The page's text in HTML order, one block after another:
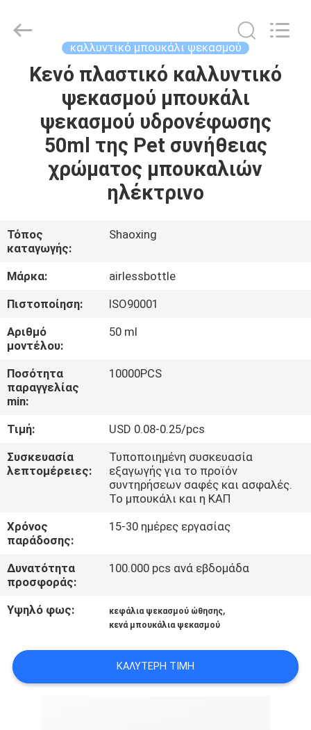
ΣΠΊΤΙ
ΠΡΟΪΌΝΤΑ
ΠΕΡΊΠΟΥ
ΕΜΕΊΣ
ΓΎΡΟΣ
ΕΡΓΟΣΤΑΣΊΩΝ
ΠΟΙΟΤΙΚΌΣ
ΈΛΕΓΧΟΣ
ΜΑΣ
ΕΛΆΤΕ
ΕΠΑΦΉ
ΜΕ
ΈΝΑ
ΑΠΌΣΠΑΣΜΑ
POLICY
Plastic
καλλυντικό μπουκάλι ψεκασμού
Κενό πλαστικό καλλυντικό
ψεκασμού μπουκάλι
ψεκασμού υδρονέφωσης
50ml της Pet συνήθειας
χρώματος μπουκαλιών
ηλέκτρινο
Τόπος
καταγωγής:
Shaoxing
Μάρκα:
airlessbottle
Πιστοποίηση:
ISO90001
Αριθμό
μοντέλου:
50 ml
Ποσότητα
παραγγελίας
min:
10000PCS
Τιμή:
USD 0.08-0.25/pcs
Συσκευασία
λεπτομέρειες:
Τυποποιημένη συσκευασία
εξαγωγής για το προϊόν
συντηρήσεων σαφές και ασφαλές.
Το μπουκάλι και η ΚΑΠ
Χρόνος
παράδοσης:
15-30 ημέρες εργασίας
Δυνατότητα
προσφοράς:
100.000 pcs ανά εβδομάδα
Υψηλό φως: κεφάλια ψεκασμού ώθησης,
κενά μπουκάλια ψεκασμού
ΚΑΛΎΤΕΡΗ ΤΙΜΉ